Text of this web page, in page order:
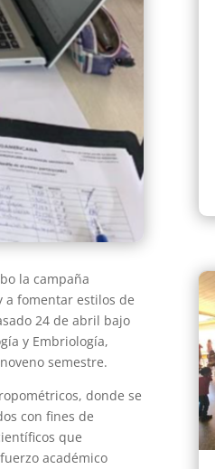
la campaña
a fomentar estilos de
24 de abril bajo
y Embriología,
semestre.
donde se
con fines de
que
académico